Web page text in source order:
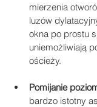
mierzenia
luzów
okna po prostu
uniemożliwiają
ościeży.
Pomijanie
bardzo istotny